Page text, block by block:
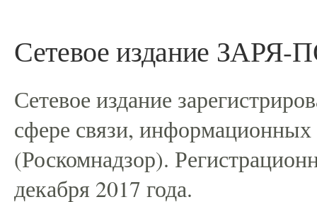
Сетевое издание
Сетевое издание
сфере связи,
(Роскомнадзор).
декабря 2017 года.